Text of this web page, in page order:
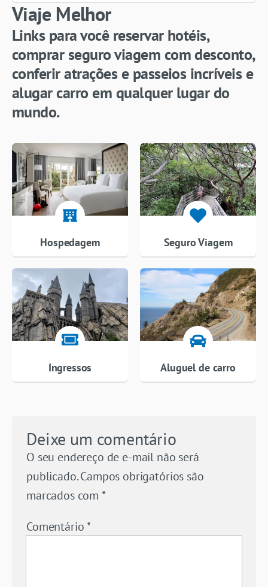
Viaje Melhor
Links para você reservar hotéis,
comprar seguro viagem com desconto,
conferir atrações e passeios incríveis e
alugar carro em qualquer lugar do
mundo.
Hospedagem Seguro Viagem
Ingressos Aluguel de carro
Deixe um comentário
O seu endereço de e-mail não será
publicado. Campos obrigatórios são
marcados com *
Comentário*